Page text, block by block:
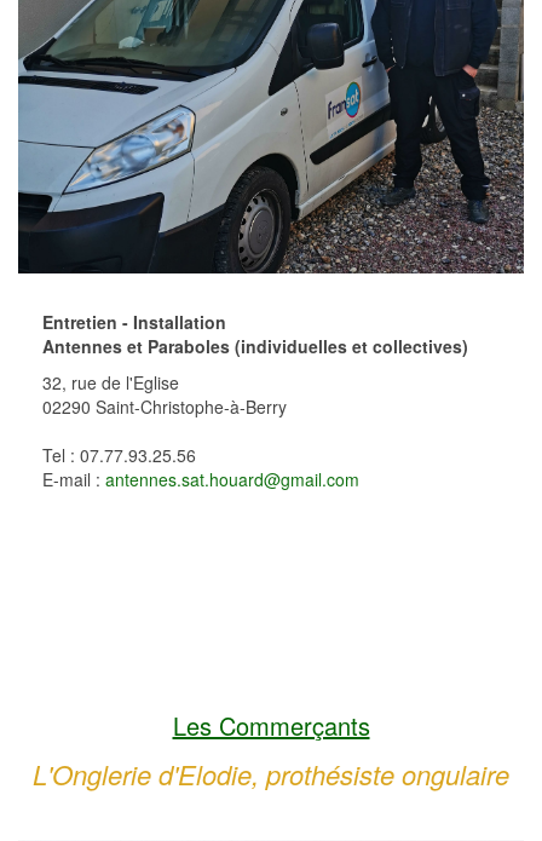
Entretien - Installation
Antennes et Paraboles (individuelles et collectives)
32, rue de l'Eglise
02290 Saint-Christophe-à-Berry
Tel : 07.77.93.25.56
E-mail : antennes.sat.houard@gmail.com
Les Commerçants
L'Onglerie d'Elodie, prothésiste ongulaire